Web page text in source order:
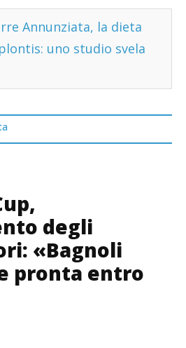
Annunziata, la dieta
uno studio svela
degli
«Bagnoli
pronta entro